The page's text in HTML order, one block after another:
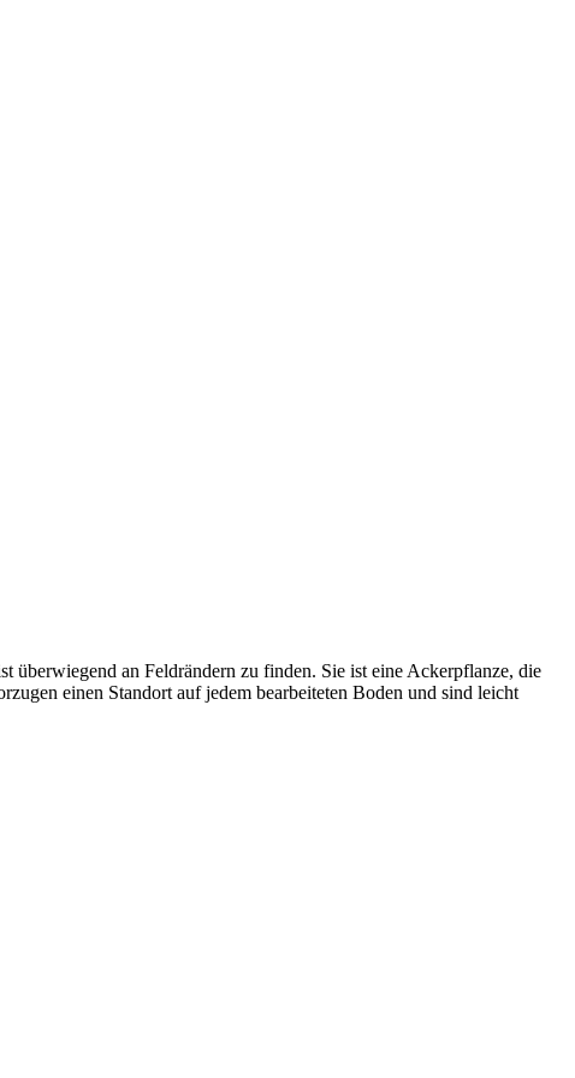
überwiegend an Feldrändern zu finden. Sie ist eine Ackerpflanze, die
einen Standort auf jedem bearbeiteten Boden und sind leicht